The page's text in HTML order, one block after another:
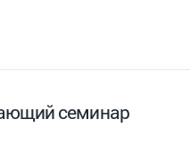
семинар